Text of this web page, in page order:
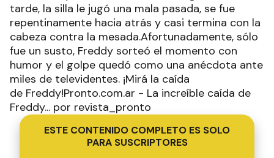
tarde, la silla le jugó una mala pasada, se fue
repentinamente hacia atrás y casi termina con la
cabeza contra la mesada.Afortunadamente, sólo
fue un susto, Freddy sorteó el momento con
humor y el golpe quedó como una anécdota ante
miles de televidentes. ¡Mirá la caída
de Freddy!Pronto.com.ar - La increíble caída de
Freddy... por revista_pronto
ESTE CONTENIDO COMPLETO ES SOLO
PARA SUSCRIPTORES